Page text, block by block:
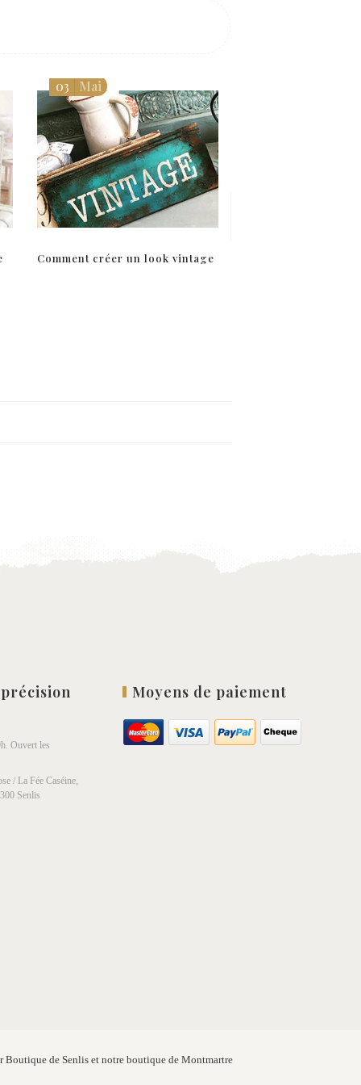
Comment créer un look vintage
03 Mai
Ouvert les
/ La Fée Caséine,
Senlis
Moyens de paiement
Boutique de Senlis et notre boutique de Montmartre